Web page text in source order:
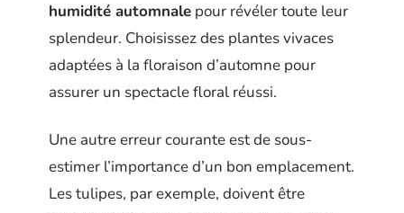
humidité automnale pour révéler toute leur
splendeur. Choisissez des plantes vivaces
adaptées à la floraison d’automne pour
assurer un spectacle floral réussi.
Une autre erreur courante est de sous-
estimer l’importance d’un bon emplacement.
Les tulipes, par exemple, doivent être